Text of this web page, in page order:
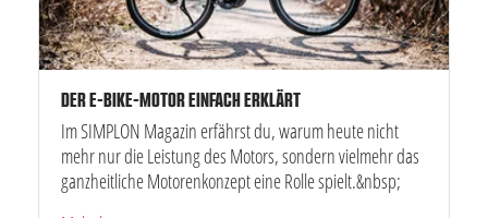
DER E-BIKE-MOTOR EINFACH ERKLÄRT
Im SIMPLON Magazin erfährst du, warum heute nicht
mehr nur die Leistung des Motors, sondern vielmehr das
ganzheitliche Motorenkonzept eine Rolle spielt.&nbsp;